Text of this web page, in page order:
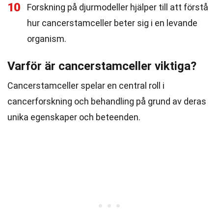
10
Forskning på djurmodeller hjälper till att förstå
hur cancerstamceller beter sig i en levande
organism.
Varför är cancerstamceller viktiga?
Cancerstamceller spelar en central roll i
cancerforskning och behandling på grund av deras
unika egenskaper och beteenden.